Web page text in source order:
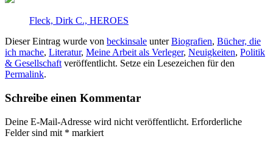
Fleck, Dirk C., HEROES
Dieser Eintrag wurde von beckinsale unterBiografien, Bücher, die
ich mache, Literatur, Meine Arbeit als Verleger, Neuigkeiten, Politik
& Gesellschaft veröffentlicht. Setze ein Lesezeichen für den
Permalink.
Schreibe einen Kommentar
Deine E-Mail-Adresse wird nicht veröffentlicht. Erforderliche
Felder sind mit * markiert